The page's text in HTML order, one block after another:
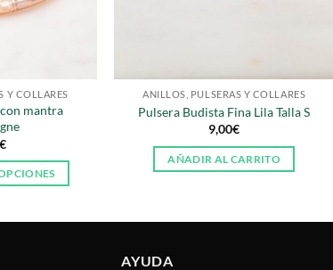
Y COLLARES
mantra
ANILLOS, PULSERAS Y COLLARES
Pulsera Budista Fina Lila Talla S
9,00€
AÑADIR AL CARRITO
AYUDA